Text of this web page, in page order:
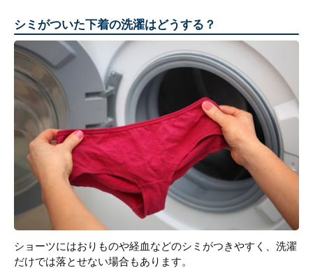
シミがついた下着の洗濯はどうする？
ショーツにはおりものや経血などのシミがつきやすく、洗濯
だけでは落とせない場合もあります。